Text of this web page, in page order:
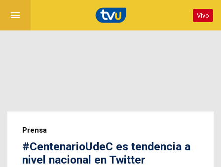
menu Vivo
Prensa
#CentenarioUdeC es tendencia a
nivel nacional en Twitter